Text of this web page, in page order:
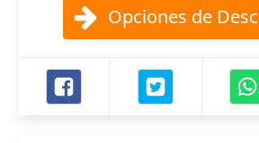
Opciones de